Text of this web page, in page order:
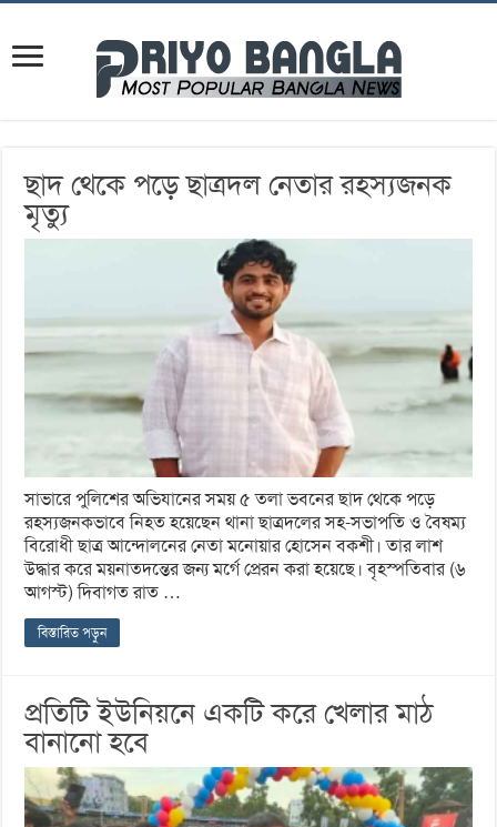
ছাদ থেকে পড়ে ছাত্রদল নেতার রহস্যজনক
মৃত্যু
সাভারে পুলিশের অভিযানের সময় ৫ তলা ভবনের ছাদ থেকে পড়ে
রহস্যজনকভাবে নিহত হয়েছেন থানা ছাত্রদলের সহ-সভাপতি ও বৈষম্য
বিরোধী ছাত্র আন্দোলনের নেতা মনোয়ার হোসেন বকশী। তার লাশ
উদ্ধার করে ময়নাতদন্তের জন্য মর্গে প্রেরন করা হয়েছে। বৃহস্পতিবার (৬
আগস্ট) দিবাগত রাত …
বিস্তারিত পড়ুন
প্রতিটি ইউনিয়নে একটি করে খেলার মাঠ
বানানো হবে